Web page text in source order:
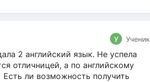
У Ученик
2 английский язык. Не успела
отличницей, а по английскому
ли возможность получить